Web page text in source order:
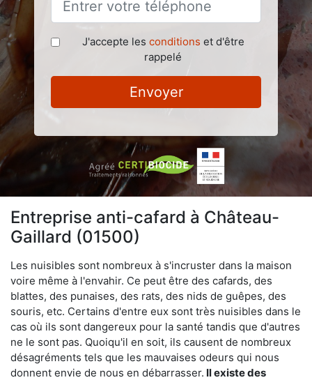
J'accepte les conditions et d'être
rappelé
Envoyer
Entreprise anti-cafard à Château-
Gaillard (01500)
Les nuisibles sont nombreux à s'incruster dans la maison
voire même à l'envahir. Ce peut être des cafards, des
blattes, des punaises, des rats, des nids de guêpes, des
souris, etc. Certains d'entre eux sont très nuisibles dans le
cas où ils sont dangereux pour la santé tandis que d'autres
ne le sont pas. Quoiqu'il en soit, ils causent de nombreux
désagréments tels que les mauvaises odeurs qui nous
donnent envie de nous en débarrasser. Il existe des